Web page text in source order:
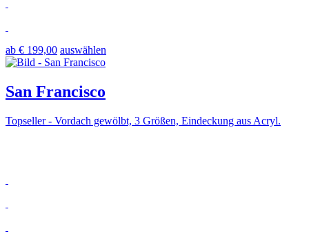
ab € 199,00 auswählen
San Francisco
Topseller - Vordach gewölbt, 3 Größen, Eindeckung aus Acryl.